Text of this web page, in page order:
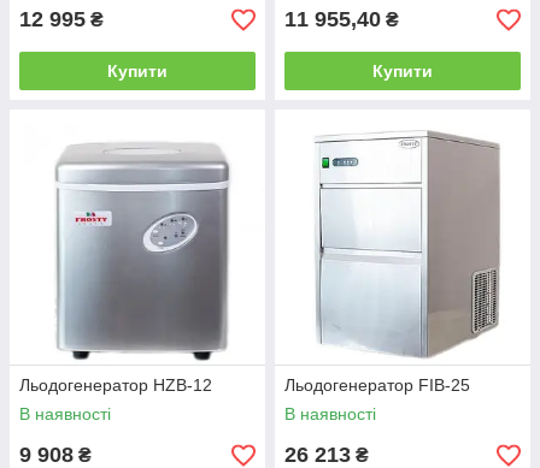
12 995 ₴
Купити
11 955,40 ₴
Купити
Льодогенератор HZB-12
В наявності
9 908 ₴
Льодогенератор FIB-25
В наявності
26 213 ₴